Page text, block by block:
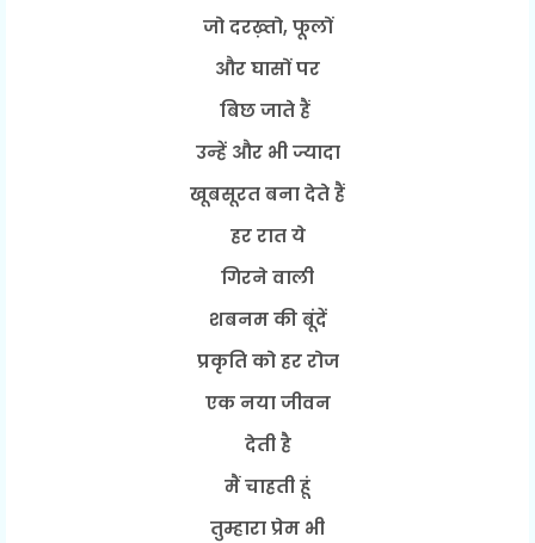
जो दरख़्तो, फूलों
और घासों पर
बिछ जाते हैं
उन्हें और भी ज्यादा
खूबसूरत बना देते हैं
हर रात ये
गिरने वाली
शबनम की बूंदें
प्रकृति को हर रोज
एक नया जीवन
देती है
मैं चाहती हूं
तुम्हारा प्रेम भी